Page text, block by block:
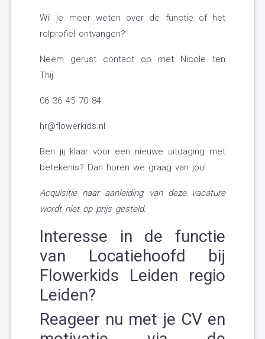
Wil je meer weten over de functie of het
rolprofiel ontvangen?
Neem gerust contact op met Nicole ten
Thij:
06 36 45 70 84
hr@flowerkids.nl
Ben jij klaar voor een nieuwe uitdaging met
betekenis? Dan horen we graag van jou!
Acquisitie naar aanleiding van deze vacature
wordt niet op prijs gesteld.
Interesse in de functie
van Locatiehoofd bij
Flowerkids Leiden regio
Leiden?
Reageer nu met je CV en